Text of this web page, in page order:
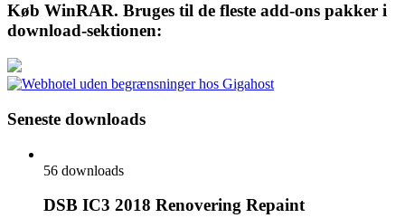
Køb WinRAR. Bruges til de fleste add-ons pakker i
download-sektionen:
Seneste downloads
56 downloads
DSB IC3 2018 Renovering Repaint